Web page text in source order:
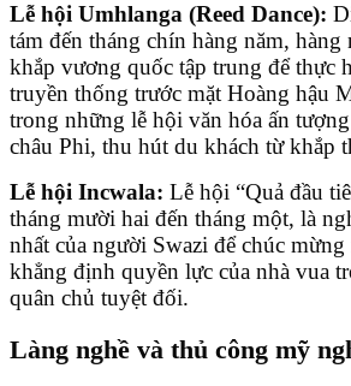
Lễ hội Umhlanga (Reed Dance):
tám đến tháng chín hàng năm,
khắp vương quốc tập trung để thực
truyền thống trước mặt Hoàng hậu
trong những lễ hội văn hóa ấn
châu Phi, thu hút du khách từ khắp
Lễ hội Incwala: Lễ hội “Quả đầu
tháng mười hai đến tháng một, là
nhất của người Swazi để chúc
khẳng định quyền lực của nhà vua
quân chủ tuyệt đối.
Làng nghề và thủ công mỹ